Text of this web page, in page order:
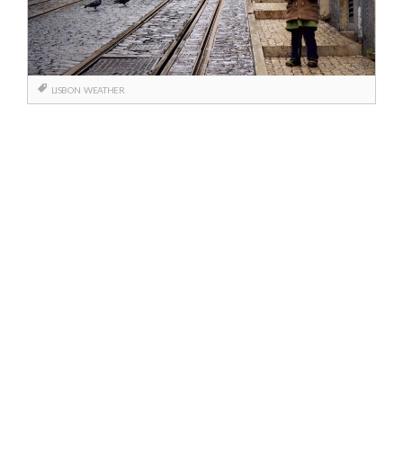
LISBON WEATHER